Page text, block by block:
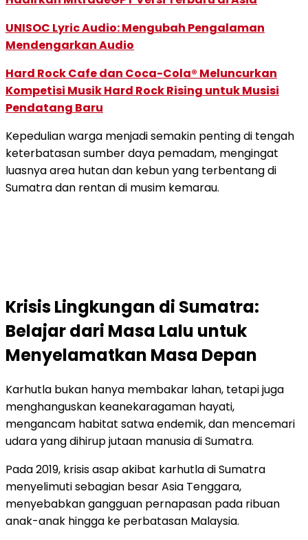
UNISOC Lyric Audio: Mengubah Pengalaman
Mendengarkan Audio
Hard Rock Cafe dan Coca-Cola® Meluncurkan
Kompetisi Musik Hard Rock Rising untuk Musisi
Pendatang Baru
Kepedulian warga menjadi semakin penting di tengah
keterbatasan sumber daya pemadam, mengingat
luasnya area hutan dan kebun yang terbentang di
Sumatra dan rentan di musim kemarau.
Krisis Lingkungan di Sumatra:
Belajar dari Masa Lalu untuk
Menyelamatkan Masa Depan
Karhutla bukan hanya membakar lahan, tetapi juga
menghanguskan keanekaragaman hayati,
mengancam habitat satwa endemik, dan mencemari
udara yang dihirup jutaan manusia di Sumatra.
Pada 2019, krisis asap akibat karhutla di Sumatra
menyelimuti sebagian besar Asia Tenggara,
menyebabkan gangguan pernapasan pada ribuan
anak-anak hingga ke perbatasan Malaysia.